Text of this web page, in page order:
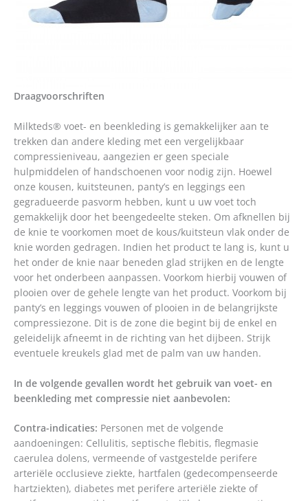
Draagvoorschriften
Milkteds® voet- en beenkleding is gemakkelijker aan te
trekken dan andere kleding met een vergelijkbaar
compressieniveau, aangezien er geen speciale
hulpmiddelen of handschoenen voor nodig zijn. Hoewel
onze kousen, kuitsteunen, panty’s en leggings een
gegradueerde pasvorm hebben, kunt u uw voet toch
gemakkelijk door het beengedeelte steken. Om afknellen bij
de knie te voorkomen moet de kous/kuitsteun vlak onder de
knie worden gedragen. Indien het product te lang is, kunt u
het onder de knie naar beneden glad strijken en de lengte
voor het onderbeen aanpassen. Voorkom hierbij vouwen of
plooien over de gehele lengte van het product. Voorkom bij
panty’s en leggings vouwen of plooien in de belangrijkste
compressiezone. Dit is de zone die begint bij de enkel en
geleidelijk afneemt in de richting van het dijbeen. Strijk
eventuele kreukels glad met de palm van uw handen.
In de volgende gevallen wordt het gebruik van voet- en
beenkleding met compressie niet aanbevolen:
Contra-indicaties: Personen met de volgende
aandoeningen: Cellulitis, septische flebitis, flegmasie
caerulea dolens, vermeende of vastgestelde perifere
arteriële occlusieve ziekte, hartfalen (gedecompenseerde
hartziekten), diabetes met perifere arteriële ziekte of